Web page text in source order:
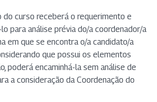
do curso receberá o requerimento e
para análise prévia do/a coordenador/a
em que se encontra o/a candidato/a
que possui os elementos
poderá encaminhá-la sem análise de
a consideração da Coordenação do